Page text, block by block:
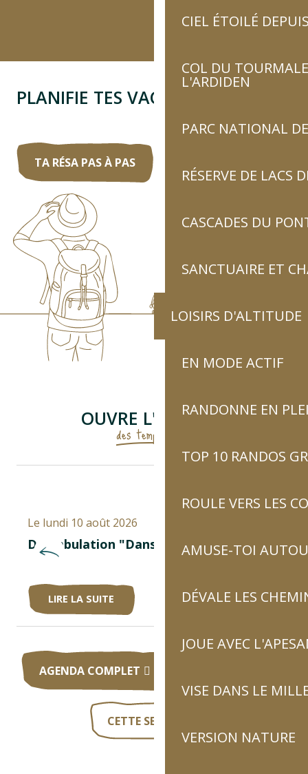
CIEL ÉTOILÉ
COL DU
L'ARDIDEN
PARC NATIONAL
RÉSERVE DE LACS
CASCADES DU
SANCTUAIRE ET
LOISIRS D'ALTITUDE
EN MODE ACTIF
RANDONNE EN
TOP 10 RANDOS
ROULE VERS LES
AMUSE-TOI
DÉVALE LES
JOUE AVEC
VISE DANS LE
VERSION NATURE
PLANIFIE TES VACANCES
TA RÉSA PAS À PAS
OUVRE L'AGENDA
des temps forts
Le lundi 10 août 2026
Déambulation "Dansons sous les bulles"
LIRE LA SUITE
AGENDA COMPLET
CETTE SEMAINE